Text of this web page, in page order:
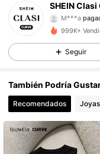
SHEIN Clasi
4,83
338K
M***a
r***0
338K
4,83 338K
4,83 338K
999K+
Seguir
También Podría
Recomendados